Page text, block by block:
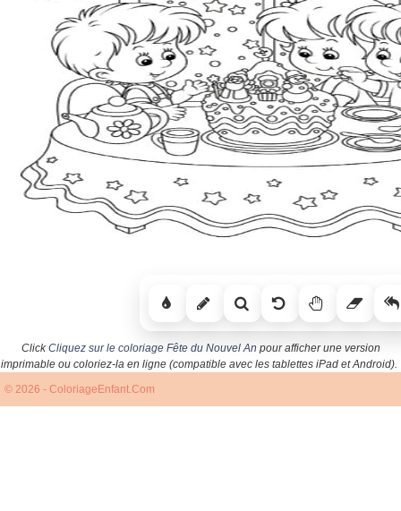
ClickCliquez sur le coloriage Fête du Nouvel An pour afficher une version
imprimable ou coloriez-la en ligne (compatible avec les tablettes iPad et Android).
© 2026 - ColoriageEnfant.Com